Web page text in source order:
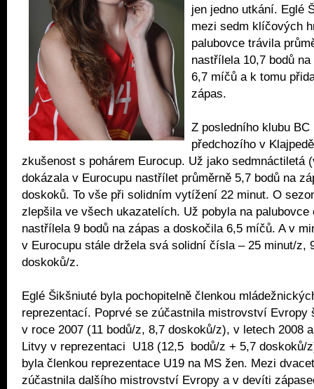
jen jedno utkání. Eglé
mezi sedm klíčových
palubovce trávila
nastřílela 10,7 bodů
6,7 míčů a k tomu
zápas.
Z posledního klubu BC
předchozího v
zkušenost s pohárem Eurocup. Už jako sedmnáctiletá
dokázala v Eurocupu nastřílet průměrně 5,7 bodů na
doskoků. To vše při solidním vytížení 22 minut. O
zlepšila ve všech ukazatelích. Už pobyla na
nastřílela 9 bodů na zápas a doskočila 6,5 míčů. A v
v Eurocupu stále držela svá solidní čísla – 25 minut/z,
doskoků/z.
Eglé Šikšniuté byla pochopitelně členkou
reprezentací. Poprvé se zúčastnila mistrovství Evropy
v roce 2007 (11 bodů/z, 8,7 doskoků/z), v letech 2008
Litvy v reprezentaci U18 (12,5 bodů/z + 5,7 doskoků/
byla členkou reprezentace U19 na MS žen. Mezi
zúčastnila dalšího mistrovství Evropy a v devíti